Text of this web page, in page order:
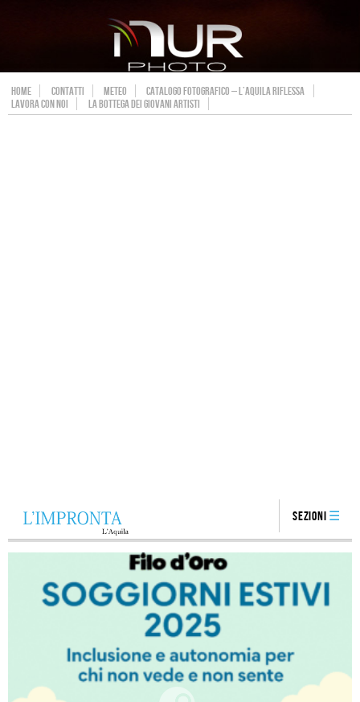
HOME CONTATTI METEO
CATALOGO FOTOGRAFICO – L’AQUILA RIFLESSA
LAVORA CON NOI
LA BOTTEGA DEI GIOVANI ARTISTI
Sezioni